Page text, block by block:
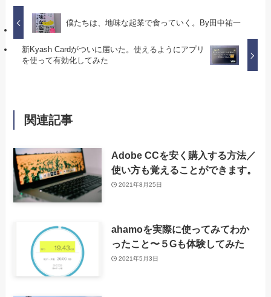
僕たちは、地味な起業で食っていく。By田中祐一
新Kyash Cardがついに届いた。使えるようにアプリ
を使って有効化してみた
関連記事
Adobe CCを安く購入する方法／
使い方も覚えることができます。
2021年8月25日
ahamoを実際に使ってみてわか
ったこと〜５Gも体験してみた
2021年5月3日